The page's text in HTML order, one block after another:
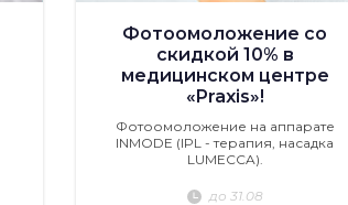
Фотоомоложение со
скидкой 10% в
медицинском центре
«Praxis»!
Фотоомоложение на аппарате
INMODE (IPL - терапия, насадка
LUMECCA).
до 31.08